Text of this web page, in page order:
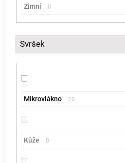
Zimní 0
Svršek
Mikrovlákno 10
Kůže 0